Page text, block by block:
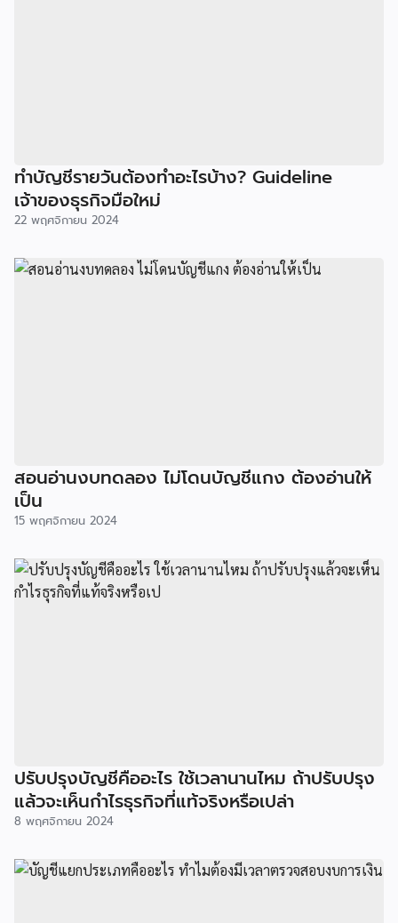
ทำบัญชีรายวันต้องทำอะไรบ้าง? Guideline
เจ้าของธุรกิจมือใหม่
22 พฤศจิกายน 2024
สอนอ่านงบทดลอง ไม่โดนบัญชีแกง ต้องอ่านให้
เป็น
15 พฤศจิกายน 2024
ปรับปรุงบัญชีคืออะไร ใช้เวลานานไหม ถ้าปรับปรุง
แล้วจะเห็นกำไรธุรกิจที่แท้จริงหรือเปล่า
8 พฤศจิกายน 2024